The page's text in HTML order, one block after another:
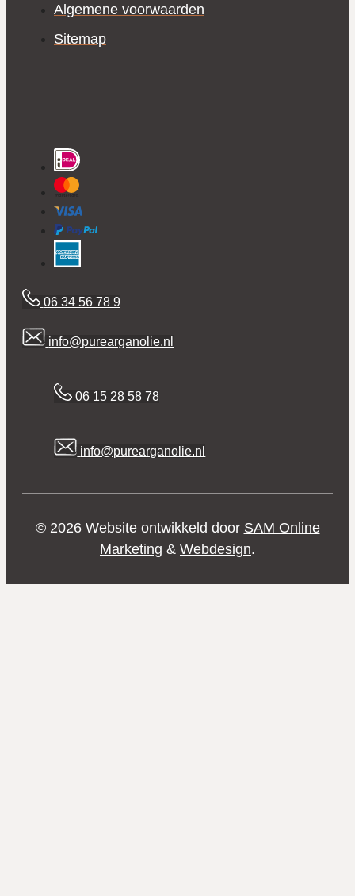
Algemene voorwaarden
Sitemap
06 34 56 78 9
info@purearganolie.nl
06 15 28 58 78
info@purearganolie.nl
© 2026 Website ontwikkeld door SAM Online
Marketing & Webdesign.